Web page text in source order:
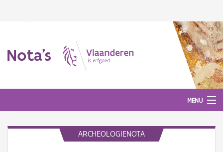
Nota's
MENU
ARCHEOLOGIENOTA